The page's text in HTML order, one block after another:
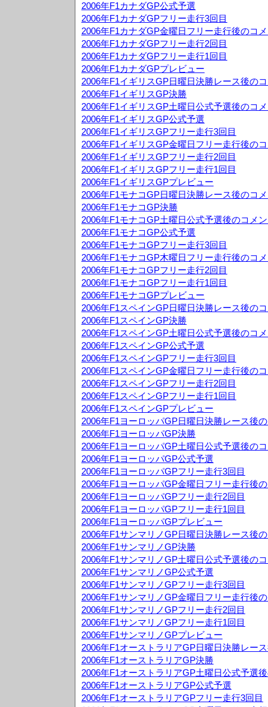
2006年F1カナダGP公式予選
2006年F1カナダGPフリー走行3回目
2006年F1カナダGP金曜日フリー走行後のコ
2006年F1カナダGPフリー走行2回目
2006年F1カナダGPフリー走行1回目
2006年F1カナダGPプレビュー
2006年F1イギリスGP日曜日決勝レース後の
2006年F1イギリスGP決勝
2006年F1イギリスGP土曜日公式予選後のコ
2006年F1イギリスGP公式予選
2006年F1イギリスGPフリー走行3回目
2006年F1イギリスGP金曜日フリー走行後の
2006年F1イギリスGPフリー走行2回目
2006年F1イギリスGPフリー走行1回目
2006年F1イギリスGPプレビュー
2006年F1モナコGP日曜日決勝レース後のコ
2006年F1モナコGP決勝
2006年F1モナコGP土曜日公式予選後のコメ
2006年F1モナコGP公式予選
2006年F1モナコGPフリー走行3回目
2006年F1モナコGP木曜日フリー走行後のコ
2006年F1モナコGPフリー走行2回目
2006年F1モナコGPフリー走行1回目
2006年F1モナコGPプレビュー
2006年F1スペインGP日曜日決勝レース後の
2006年F1スペインGP決勝
2006年F1スペインGP土曜日公式予選後のコ
2006年F1スペインGP公式予選
2006年F1スペインGPフリー走行3回目
2006年F1スペインGP金曜日フリー走行後の
2006年F1スペインGPフリー走行2回目
2006年F1スペインGPフリー走行1回目
2006年F1スペインGPプレビュー
2006年F1ヨーロッパGP日曜日決勝レース後
2006年F1ヨーロッパGP決勝
2006年F1ヨーロッパGP土曜日公式予選後の
2006年F1ヨーロッパGP公式予選
2006年F1ヨーロッパGPフリー走行3回目
2006年F1ヨーロッパGP金曜日フリー走行後
2006年F1ヨーロッパGPフリー走行2回目
2006年F1ヨーロッパGPフリー走行1回目
2006年F1ヨーロッパGPプレビュー
2006年F1サンマリノGP日曜日決勝レース後
2006年F1サンマリノGP決勝
2006年F1サンマリノGP土曜日公式予選後の
2006年F1サンマリノGP公式予選
2006年F1サンマリノGPフリー走行3回目
2006年F1サンマリノGP金曜日フリー走行後
2006年F1サンマリノGPフリー走行2回目
2006年F1サンマリノGPフリー走行1回目
2006年F1サンマリノGPプレビュー
2006年F1オーストラリアGP日曜日決勝レー
2006年F1オーストラリアGP決勝
2006年F1オーストラリアGP土曜日公式予選
2006年F1オーストラリアGP公式予選
2006年F1オーストラリアGPフリー走行3回目